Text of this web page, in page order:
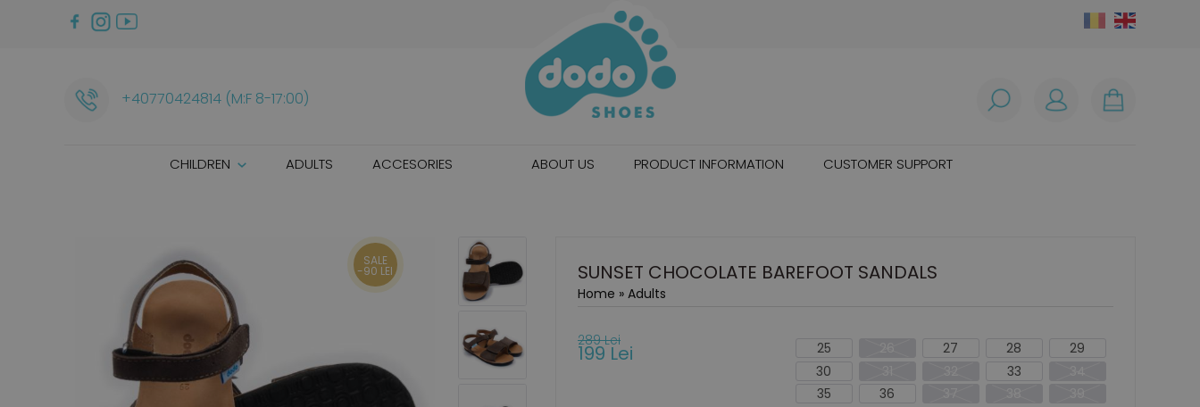
+40770424814 (M:F 8-17:00)
CHILDREN ADULTS ACCESORIES ABOUT US PRODUCT INFORMATION CUSTOMER SUPPORT
SALE
-90 LEI SUNSET CHOCOLATE BAREFOOT SANDALS
Home » Adults
289 Lei
199 Lei 25 27 28
29
30
33
35
36